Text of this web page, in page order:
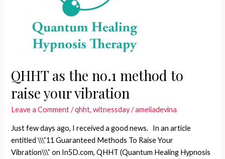
QHHT as the no.1 method to
raise your vibration
Leave a Comment /qhht,witnessday/ameliadevina
Just few days ago, I received a good news. In an article
entitled \\\”11 Guaranteed Methods To Raise Your
Vibration\\\” on In5D.com, QHHT (Quantum Healing Hypnosis